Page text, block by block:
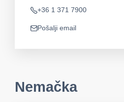
Telefon
+36 1 371 7900
app.mail
Pošalji email
Nemačka